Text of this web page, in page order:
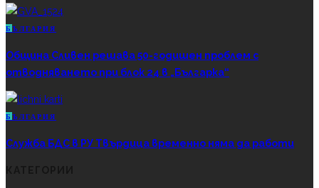
Б ЪЛГАРИЯ
Община Сливен решава 50-годишен проблем с
отводняването при блок 24 в „Българка“
Б ЪЛГАРИЯ
Служба БДС в РУ Твърдица временно няма да работи